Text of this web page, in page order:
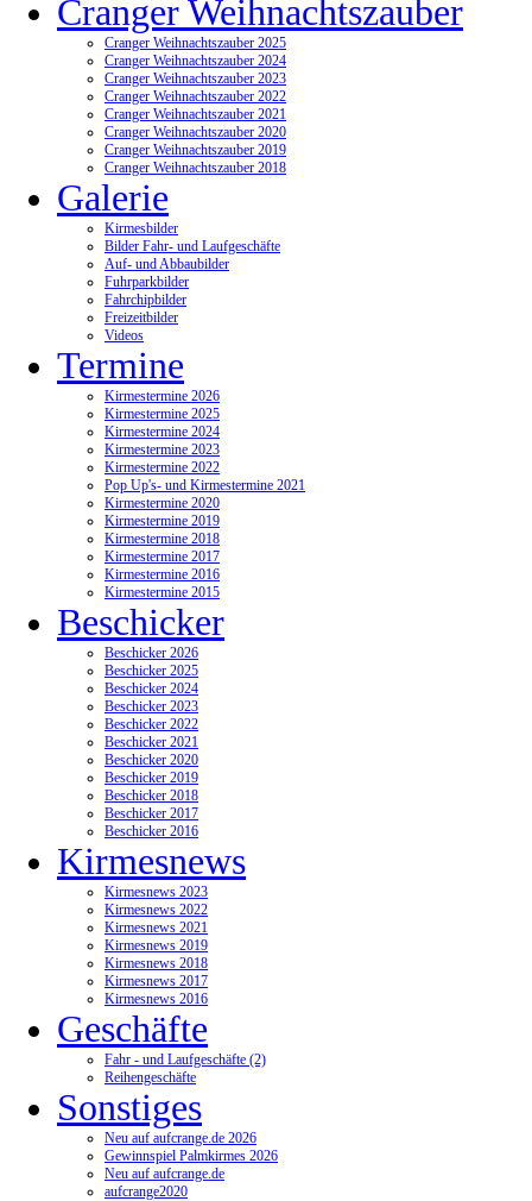
Cranger Weihnachtszauber
Cranger Weihnachtszauber 2025
Cranger Weihnachtszauber 2024
Cranger Weihnachtszauber 2023
Cranger Weihnachtszauber 2022
Cranger Weihnachtszauber 2021
Cranger Weihnachtszauber 2020
Cranger Weihnachtszauber 2019
Cranger Weihnachtszauber 2018
Galerie
Kirmesbilder
Bilder Fahr- und Laufgeschäfte
Auf- und Abbaubilder
Fuhrparkbilder
Fahrchipbilder
Freizeitbilder
Videos
Termine
Kirmestermine 2026
Kirmestermine 2025
Kirmestermine 2024
Kirmestermine 2023
Kirmestermine 2022
Pop Up's- und Kirmestermine 2021
Kirmestermine 2020
Kirmestermine 2019
Kirmestermine 2018
Kirmestermine 2017
Kirmestermine 2016
Kirmestermine 2015
Beschicker
Beschicker 2026
Beschicker 2025
Beschicker 2024
Beschicker 2023
Beschicker 2022
Beschicker 2021
Beschicker 2020
Beschicker 2019
Beschicker 2018
Beschicker 2017
Beschicker 2016
Kirmesnews
Kirmesnews 2023
Kirmesnews 2022
Kirmesnews 2021
Kirmesnews 2019
Kirmesnews 2018
Kirmesnews 2017
Kirmesnews 2016
Geschäfte
Fahr - und Laufgeschäfte (2)
Reihengeschäfte
Sonstiges
Neu auf aufcrange.de 2026
Gewinnspiel Palmkirmes 2026
Neu auf aufcrange.de
aufcrange2020